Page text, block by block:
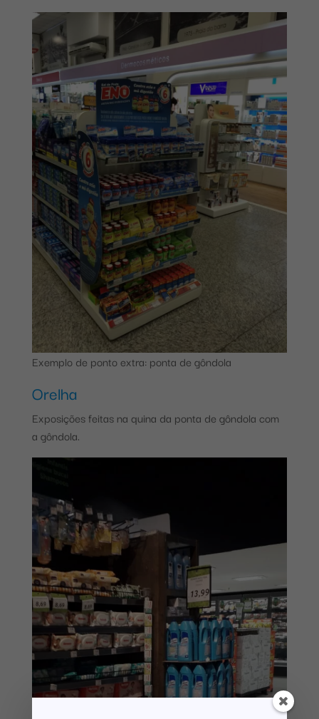
Exemplo de ponto extra: ponta de gôndola
Orelha
Exposições feitas na quina da ponta de gôndola com
a gôndola.